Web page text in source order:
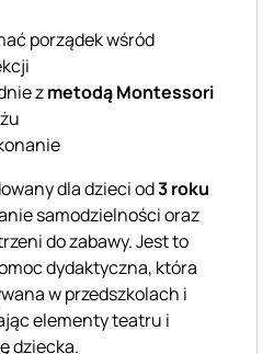
porządek wśród
zmetodą Montessori
dla dzieci od3 roku
samodzielności oraz
do zabawy. Jest to
dydaktyczna, która
w przedszkolach i
elementy teatru i
dziecka.